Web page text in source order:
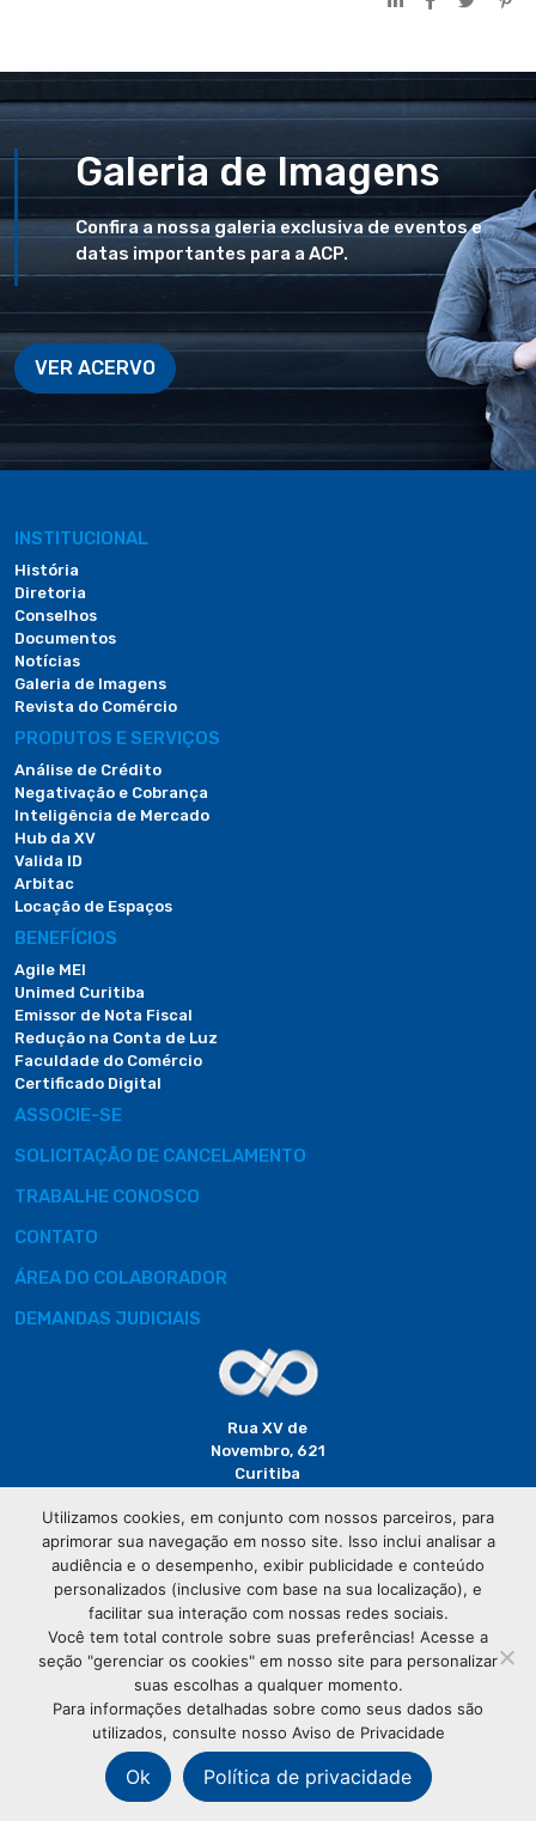
Galeria de Imagens
Confira a nossa galeria exclusiva de eventos e
datas importantes para a ACP.
VER ACERVO
INSTITUCIONAL
História
Diretoria
Conselhos
Documentos
Notícias
Galeria de Imagens
Revista do Comércio
PRODUTOS E SERVIÇOS
Análise de Crédito
Negativação e Cobrança
Inteligência de Mercado
Hub da XV
Valida ID
Arbitac
Locação de Espaços
BENEFÍCIOS
Agile MEI
Unimed Curitiba
Emissor de Nota Fiscal
Redução na Conta de Luz
Faculdade do Comércio
Certificado Digital
ASSOCIE-SE
SOLICITAÇÃO DE CANCELAMENTO
TRABALHE CONOSCO
CONTATO
ÁREA DO COLABORADOR
DEMANDAS JUDICIAIS
Rua XV de
Novembro, 621
Curitiba
(41) 3320-
2929
© CopyrightAssociação Comercial do Paraná - Todos os
direitos reservados
76.583.004/0001-01
Utilizamos cookies, em conjunto com nossos parceiros, para
aprimorar sua navegação em nosso site. Isso inclui analisar a
audiência e o desempenho, exibir publicidade e conteúdo
personalizados (inclusive com base na sua localização), e
facilitar sua interação com nossas redes sociais.
Você tem total controle sobre suas preferências! Acesse a
seção "gerenciar os cookies" em nosso site para personalizar
suas escolhas a qualquer momento.
Para informações detalhadas sobre como seus dados são
utilizados, consulte nosso Aviso de Privacidade
Ok Política de privacidade